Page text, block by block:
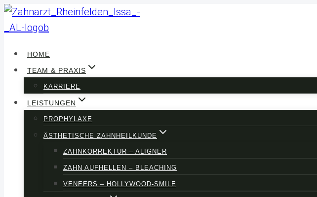
Zum
Inhalt
HOME
TEAM & PRAXIS
KARRIERE
LEISTUNGEN
PROPHYLAXE
ÄSTHETISCHE ZAHNHEILKUNDE
ZAHNKORREKTUR – ALIGNER
ZAHN AUFHELLEN – BLEACHING
VENEERS – HOLLYWOOD-SMILE